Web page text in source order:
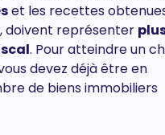
et les recettes
doivent représenter
. Pour atteindre un
devez déjà être en
de biens immobiliers